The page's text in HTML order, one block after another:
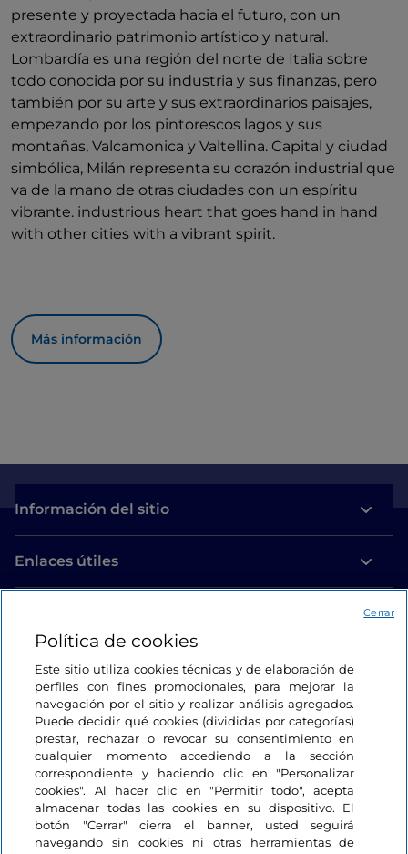
presente y proyectada hacia el futuro, con un
extraordinario patrimonio artístico y natural.
Lombardía es una región del norte de Italia sobre
todo conocida por su industria y sus finanzas, pero
también por su arte y sus extraordinarios paisajes,
empezando por los pintorescos lagos y sus
montañas, Valcamonica y Valtellina. Capital y ciudad
simbólica, Milán representa su corazón industrial que
va de la mano de otras ciudades con un espíritu
vibrante. industrious heart that goes hand in hand
with other cities with a vibrant spirit.
Más información
Información del sitio
Enlaces útiles
Estamos en contacto
Política de cookies
Este sitio utiliza cookies técnicas y de elaboración de
perfiles con fines promocionales, para mejorar la
navegación por el sitio y realizar análisis agregados.
Puede decidir qué cookies (divididas por categorías)
prestar, rechazar o revocar su consentimiento en
cualquier momento accediendo a la sección
correspondiente y haciendo clic en "Personalizar
cookies". Al hacer clic en "Permitir todo", acepta
almacenar todas las cookies en su dispositivo. El
botón "Cerrar" cierra el banner, usted seguirá
navegando sin cookies ni otras herramientas de
Cerrar